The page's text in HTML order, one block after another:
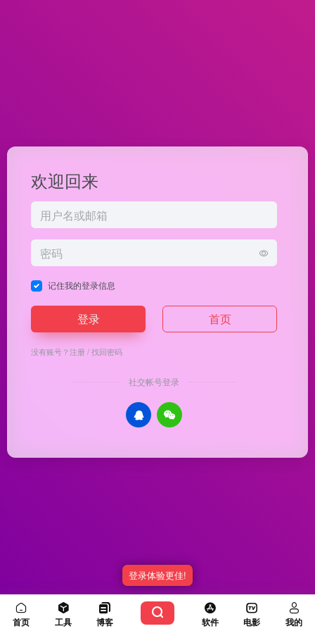
欢迎回来
记住我的登录信息
登录 首页
没有账号？注册/找回密码
社交帐号登录
Copyright © 2026 优渥导航 冀ICP备20003336号-5由 OneNav强力驱动
首页 工具 博客 软件 电影 我的
登录体验更佳!